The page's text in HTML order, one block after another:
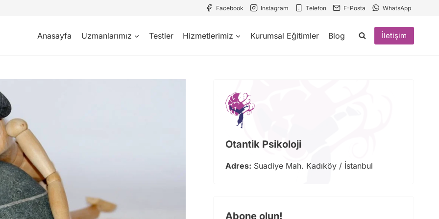
Facebook Instagram Telefon E-Posta WhatsApp
Anasayfa Uzmanlarımız Testler Hizmetlerimiz Kurumsal Eğitimler Blog İletişim
Otantik Psikoloji
Adres: Suadiye Mah. Kadıköy / İstanbul
Abone olun!